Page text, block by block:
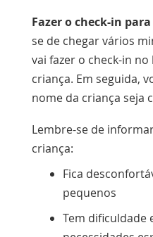
Fazer o check-in
se de chegar vários
vai fazer o check-in
criança. Em seguida,
nome da criança seja
Lembre-se de
criança:
Fica
pequenos
Tem dificuldade